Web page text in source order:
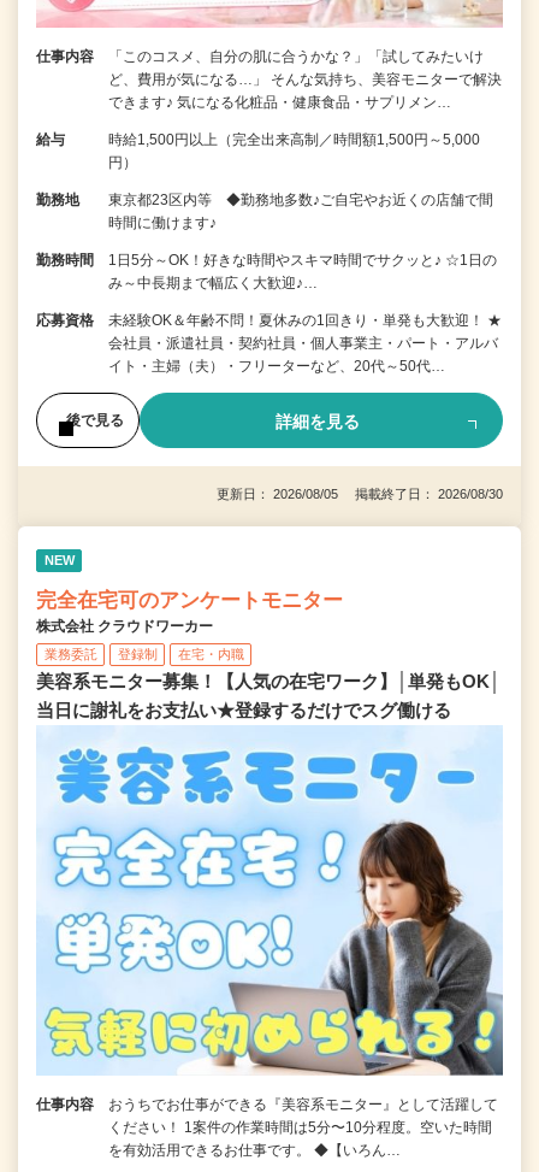
仕事内容
「このコスメ、自分の肌に合うかな？」「試してみたいけ
ど、費用が気になる…」 そんな気持ち、美容モニターで解決
できます♪ 気になる化粧品・健康食品・サプリメン…
給与
時給1,500円以上（完全出来高制／時間額1,500円～5,000
円）
勤務地
東京都23区内等 ◆勤務地多数♪ご自宅やお近くの店舗で間
時間に働けます♪
勤務時間
1日5分～OK！好きな時間やスキマ時間でサクッと♪ ☆1日の
み～中長期まで幅広く大歓迎♪…
応募資格
未経験OK＆年齢不問！夏休みの1回きり・単発も大歓迎！ ★
会社員・派遣社員・契約社員・個人事業主・パート・アルバ
イト・主婦（夫）・フリーターなど、20代～50代…
後で見る 詳細を見る
更新日： 2026/08/05 掲載終了日： 2026/08/30
NEW
完全在宅可のアンケートモニター
株式会社 クラウドワーカー
業務委託 登録制 在宅・内職
美容系モニター募集！【人気の在宅ワーク】│単発もOK│
当日に謝礼をお支払い★登録するだけでスグ働ける
仕事内容
おうちでお仕事ができる『美容系モニター』として活躍して
ください！ 1案件の作業時間は5分〜10分程度。空いた時間
を有効活用できるお仕事です。 ◆【いろん…